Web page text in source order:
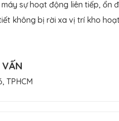
sự hoạt động liên tiếp, ổn
không bị rời xa vị trí kho
TPHCM